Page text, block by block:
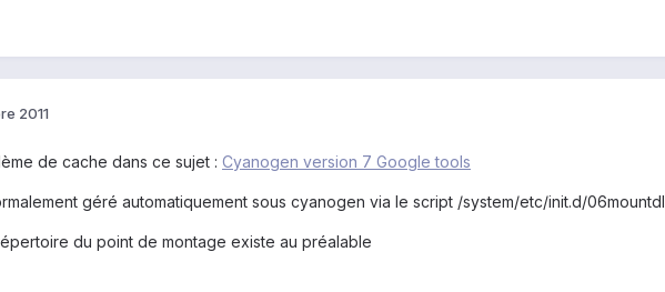
2011
de cache dans ce sujet : Cyanogen version 7 Google tools
géré automatiquement sous cyanogen via le script /system/etc/init.d/06mountdl
du point de montage existe au préalable